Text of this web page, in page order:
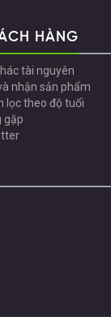
HÀNG
tài nguyên
nhận sản phẩm
lọc theo độ tuổi
gặp